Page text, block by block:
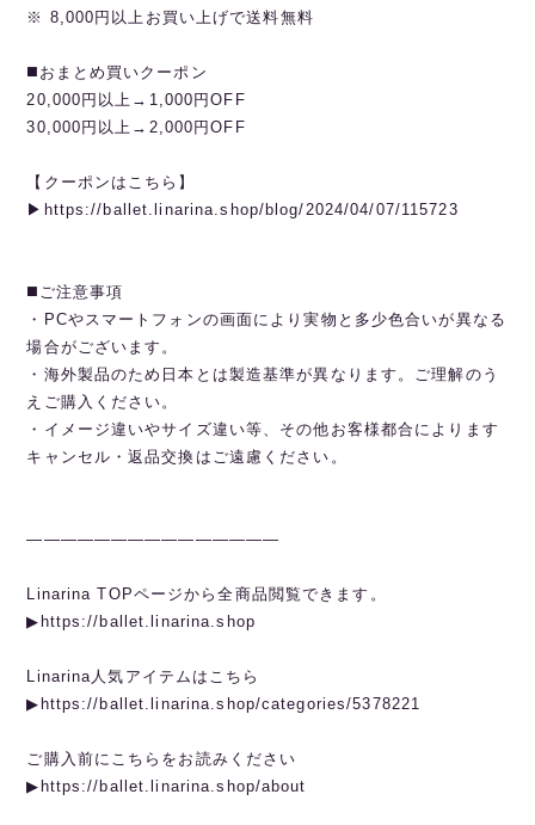
※ 8,000円以上お買い上げで送料無料
◼️おまとめ買いクーポン
20,000円以上→1,000円OFF
30,000円以上→2,000円OFF
【クーポンはこちら】
▶︎https://ballet.linarina.shop/blog/2024/04/07/115723
◼️ご注意事項
・PCやスマートフォンの画面により実物と多少色合いが異なる
場合がございます。
・海外製品のため日本とは製造基準が異なります。ご理解のう
えご購入ください。
・イメージ違いやサイズ違い等、その他お客様都合によります
キャンセル・返品交換はご遠慮ください。
———————————————
Linarina TOPページから全商品閲覧できます。
▶︎https://ballet.linarina.shop
Linarina人気アイテムはこちら
▶︎https://ballet.linarina.shop/categories/5378221
ご購入前にこちらをお読みください
▶︎https://ballet.linarina.shop/about